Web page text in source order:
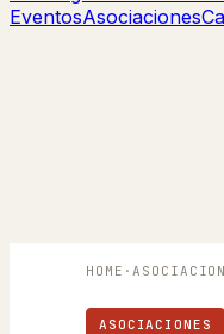
EventosAsociaciones
HOME ·
ASOCIACIONES